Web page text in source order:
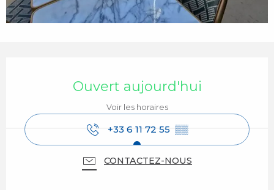
Ouvert aujourd'hui
Voir les horaires
+33 6 11 72 55 ▒▒
CONTACTEZ-NOUS